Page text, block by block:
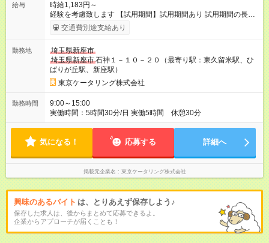
給与
時給1,183円～
経験を考慮致します 【試用期間】試用期間あり 試用期間の長
さ：2ヶ月 雇用形態、給与は本採用時と同じです。
交通費別途支給あり
勤務地
埼玉県新座市
埼玉県新座市石神１－１０－２０（最寄り駅：東久留米駅、ひ
ばりが丘駅、新座駅）
東京ケータリング株式会社
勤務時間
9:00～15:00
実働時間：5時間30分/日 実働5時間 休憩30分
気になる！ 応募する 詳細へ
掲載元企業名 東京ケータリング株式会社
興味のあるバイト は、とりあえず保存しよう♪
保存した求人は、後からまとめて応募できるよ。
企業からアプローチが届くことも！